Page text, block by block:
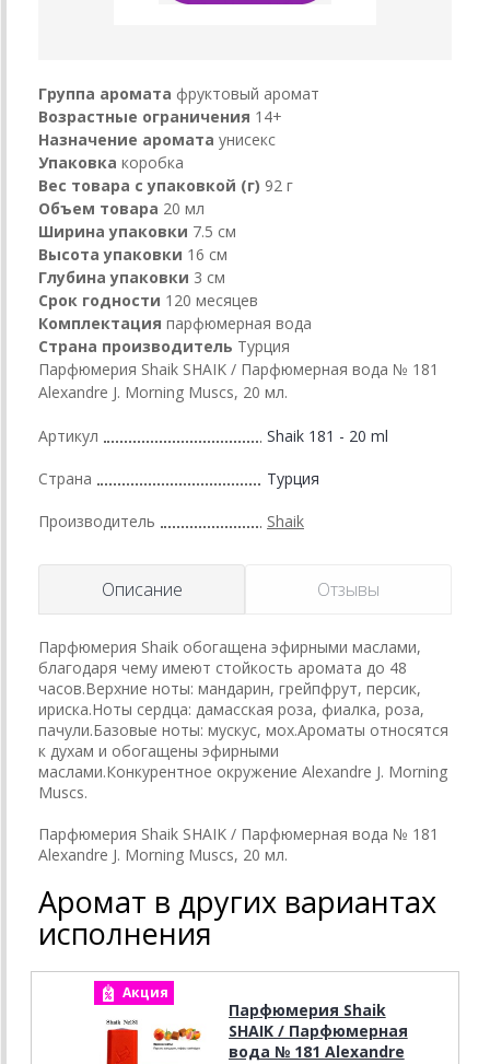
Группа аромата фруктовый аромат
Возрастные ограничения 14+
Назначение аромата унисекс
Упаковка коробка
Вес товара с упаковкой (г) 92 г
Объем товара 20 мл
Ширина упаковки 7.5 см
Высота упаковки 16 см
Глубина упаковки 3 см
Срок годности 120 месяцев
Комплектация парфюмерная вода
Страна производитель Турция
Парфюмерия Shaik SHAIK / Парфюмерная вода № 181
Alexandre J. Morning Muscs, 20 мл.
Артикул Shaik 181 - 20 ml
Страна Турция
Производитель Shaik
Описание Отзывы
Парфюмерия Shaik обогащена эфирными маслами,
благодаря чему имеют стойкость аромата до 48
часов.Верхние ноты: мандарин, грейпфрут, персик,
ириска.Ноты сердца: дамасская роза, фиалка, роза,
пачули.Базовые ноты: мускус, мох.Ароматы относятся
к духам и обогащены эфирными
маслами.Конкурентное окружение Alexandre J. Morning
Muscs.
Парфюмерия Shaik SHAIK / Парфюмерная вода № 181
Alexandre J. Morning Muscs, 20 мл.
Аромат в других вариантах
исполнения
Акция
Парфюмерия Shaik
SHAIK / Парфюмерная
вода № 181 Alexandre